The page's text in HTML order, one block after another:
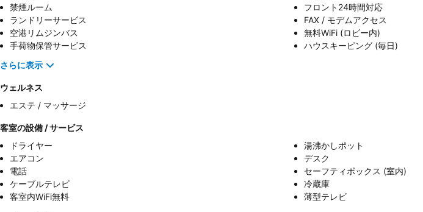
禁煙ルーム
フロント24時間対応
ランドリーサービス
FAX / モデムアクセス
空港リムジンバス
無料WiFi (ロビー内)
手荷物保管サービス
ハウスキーピング (毎日)
さらに表示
ウェルネス
エステ / マッサージ
客室の設備 / サービス
ドライヤー
湯沸かしポット
エアコン
デスク
電話
セーフティボックス (室内)
ケーブルテレビ
冷蔵庫
客室内WiFi無料
薄型テレビ